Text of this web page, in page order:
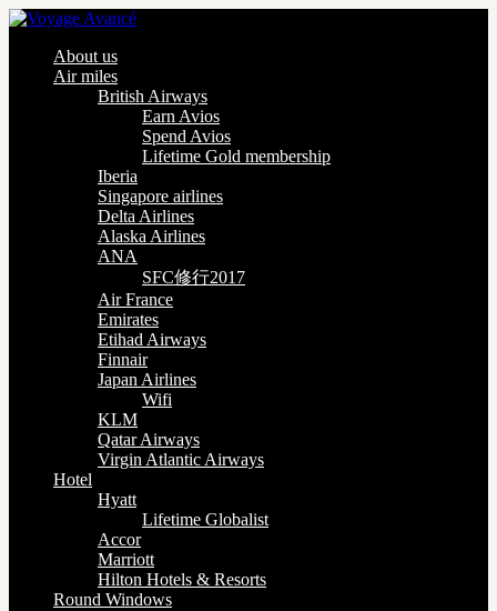
About us
Air miles
British Airways
Earn Avios
Spend Avios
Lifetime Gold membership
Iberia
Singapore airlines
Delta Airlines
Alaska Airlines
ANA
SFC修行2017
Air France
Emirates
Etihad Airways
Finnair
Japan Airlines
Wifi
KLM
Qatar Airways
Virgin Atlantic Airways
Hotel
Hyatt
Lifetime Globalist
Accor
Marriott
Hilton Hotels & Resorts
Round Windows